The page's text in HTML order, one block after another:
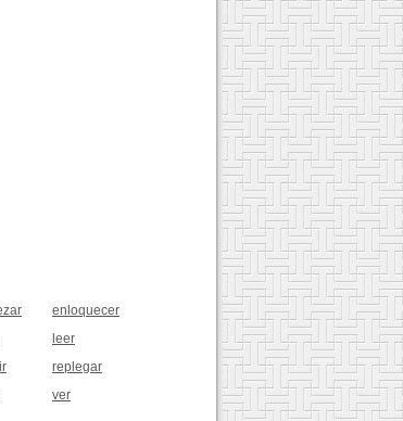
enloquecer
leer
replegar
ver